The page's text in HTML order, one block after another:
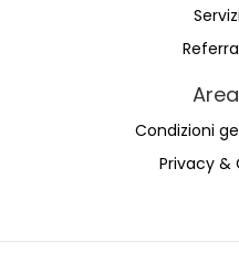
Condizioni
Privacy &